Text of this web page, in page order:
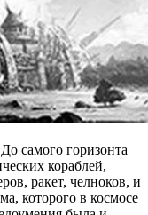
самого горизонта
кораблей,
ракет, челноков, и
которого в космосе